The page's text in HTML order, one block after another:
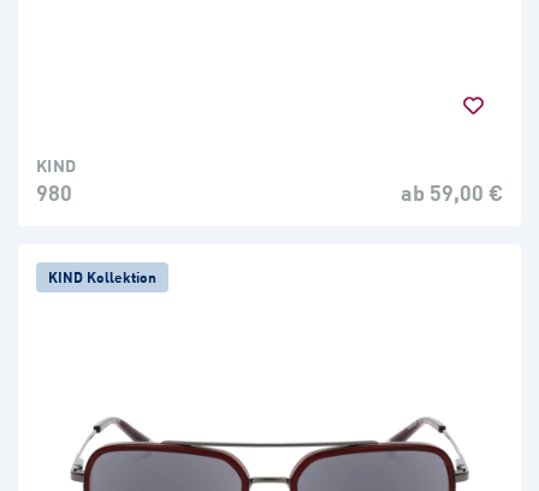
KIND
980 ab 59,00 €
KIND Kollektion